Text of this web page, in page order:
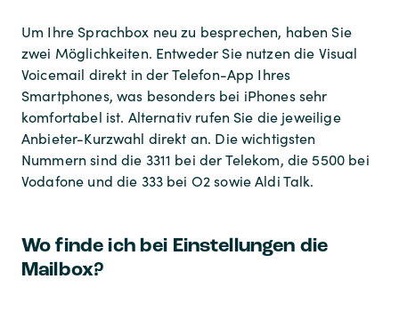
Um Ihre Sprachbox neu zu besprechen, haben Sie
zwei Möglichkeiten. Entweder Sie nutzen die Visual
Voicemail direkt in der Telefon-App Ihres
Smartphones, was besonders bei iPhones sehr
komfortabel ist. Alternativ rufen Sie die jeweilige
Anbieter-Kurzwahl direkt an. Die wichtigsten
Nummern sind die 3311 bei der Telekom, die 5500 bei
Vodafone und die 333 bei O2 sowie Aldi Talk.
Wo finde ich bei Einstellungen die
Mailbox?